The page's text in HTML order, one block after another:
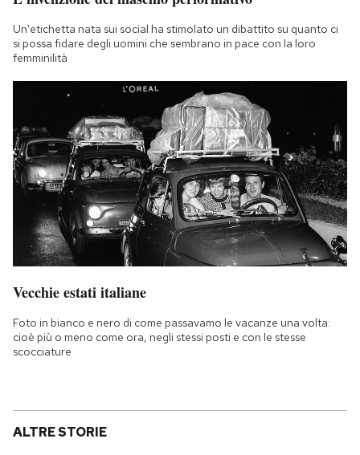
Un'etichetta nata sui social ha stimolato un dibattito su quanto ci
si possa fidare degli uomini che sembrano in pace con la loro
femminilità
Vecchie estati italiane
Foto in bianco e nero di come passavamo le vacanze una volta:
cioè più o meno come ora, negli stessi posti e con le stesse
scocciature
ALTRE STORIE